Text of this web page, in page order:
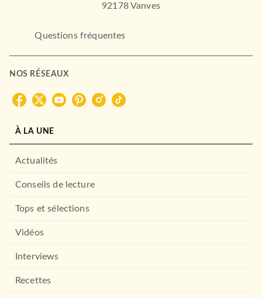
92178 Vanves
Questions fréquentes
NOS RÉSEAUX
À LA UNE
Actualités
Conseils de lecture
Tops et sélections
Vidéos
Interviews
Recettes